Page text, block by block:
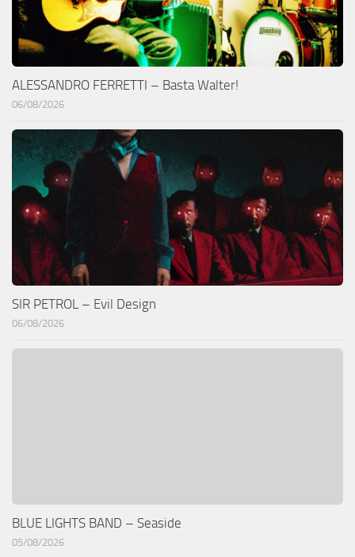
ALESSANDRO FERRETTI – Basta Walter!
06/08/2026
SIR PETROL – Evil Design
06/08/2026
BLUE LIGHTS BAND – Seaside
05/08/2026